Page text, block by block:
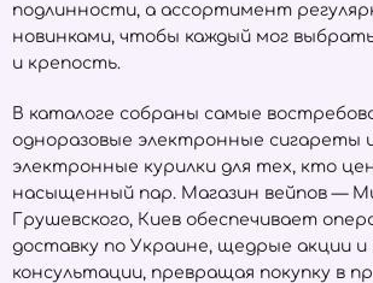
подлинности, а ассортимент
новинками, чтобы каждый мог
и крепость.
В каталоге собраны самые
одноразовые электронные сигареты
электронные курилки для тех, кто
насыщенный пар. Магазин вейпов —
Грушевского, Киев обеспечивает
доставку по Украине, щедрые акции
консультации, превращая покупку в